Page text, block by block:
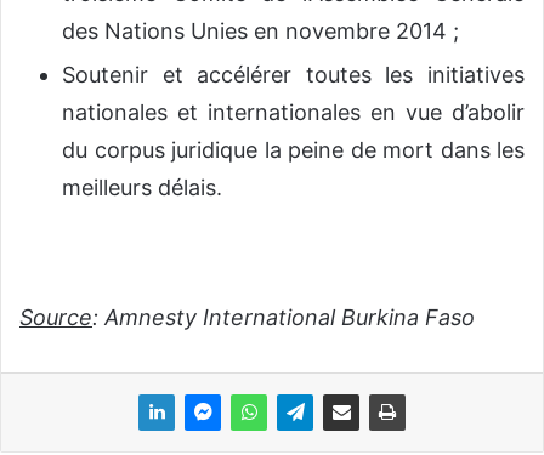
des Nations Unies en novembre 2014 ;
Soutenir et accélérer toutes les initiatives
nationales et internationales en vue d’abolir
du corpus juridique la peine de mort dans les
meilleurs délais.
Source: Amnesty International Burkina Faso